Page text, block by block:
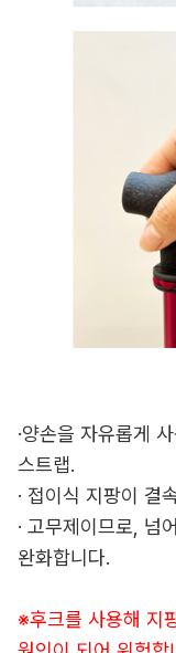
·양손을 자유롭게
스트랩.
· 접이식 지팡이 결
· 고무제이므로, 넘
완화합니다.
※후크를 사용해 지